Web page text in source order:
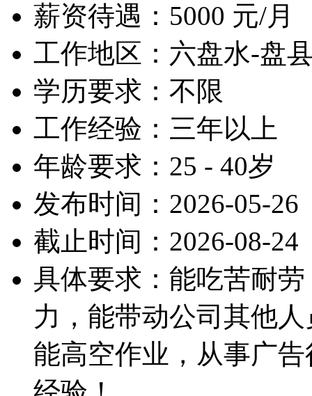
薪资待遇：5000 元/月
工作地区：六盘水-盘
学历要求：不限
工作经验：三年以上
年龄要求：25 - 40岁
发布时间：2026-05-26
截止时间：2026-08-24
具体要求：能吃苦耐
力，能带动公司其他
能高空作业，从事广